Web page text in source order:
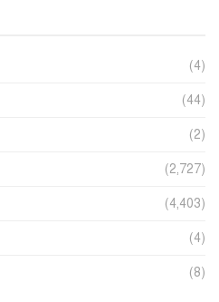
(4)
(44)
(2)
(2,727)
(4,403)
(4)
(8)